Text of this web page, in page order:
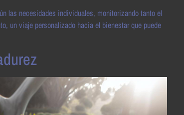
las necesidades individuales, monitorizando tanto el
un viaje personalizado hacia el bienestar que puede